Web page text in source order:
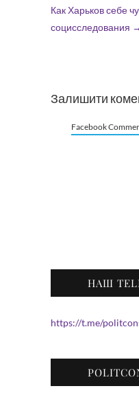
Как Харьков себе
социсследования →
Залишити
Facebook
НАШ
https://t.me/